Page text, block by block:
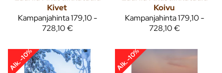
Kivet
Kampanjahinta179,10 -
728,10 €
Koivu
Kampanjahinta179,10 -
728,10 €
Alk. -10% Alk. -10%